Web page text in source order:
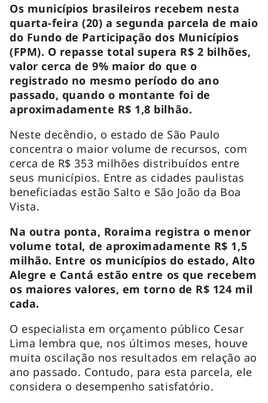
Os municípios brasileiros recebem nesta
quarta-feira (20) a segunda parcela de maio
do Fundo de Participação dos Municípios
(FPM). O repasse total supera R$ 2 bilhões,
valor cerca de 9% maior do que o
registrado no mesmo período do ano
passado, quando o montante foi de
aproximadamente R$ 1,8 bilhão.
Neste decêndio, o estado de São Paulo
concentra o maior volume de recursos, com
cerca de R$ 353 milhões distribuídos entre
seus municípios. Entre as cidades paulistas
beneficiadas estão Salto e São João da Boa
Vista.
Na outra ponta, Roraima registra o menor
volume total, de aproximadamente R$ 1,5
milhão. Entre os municípios do estado, Alto
Alegre e Cantá estão entre os que recebem
os maiores valores, em torno de R$ 124 mil
cada.
O especialista em orçamento público Cesar
Lima lembra que, nos últimos meses, houve
muita oscilação nos resultados em relação ao
ano passado. Contudo, para esta parcela, ele
considera o desempenho satisfatório.